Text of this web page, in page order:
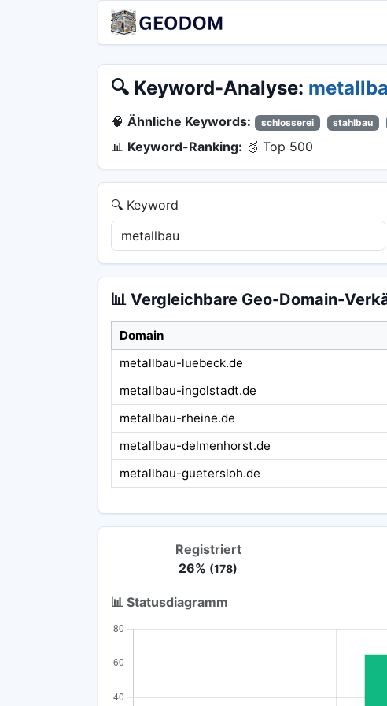
🔍 Keyword-Analyse:
🧠 Ähnliche Keywords: schlosserei stahlbau
📊 Keyword-Ranking: 🥉 Top 500
🔍 Keyword
📊 Vergleichbare Geo-Domain-
Domain
metallbau-luebeck.de
metallbau-ingolstadt.de
metallbau-rheine.de
metallbau-delmenhorst.de
metallbau-guetersloh.de
Registriert
26% (178)
📊 Statusdiagramm